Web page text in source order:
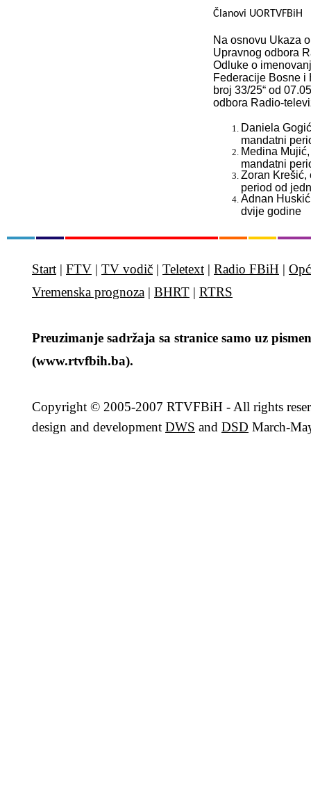
Članovi UORTVFBiH
Na osnovu Ukaza
Upravnog odbora
Odluke o
Federacije Bosne i
broj 33/25“ od
odbora Radio-
Daniela
mandatni
Medina
mandatni
Zoran Krešić,
period od
Adnan
dvije godine
Start | FTV | TV vodič | Teletext | Radio FBiH |
Vremenska prognoza | BHRT | RTRS
Preuzimanje sadržaja sa stranice samo uz
(www.rtvfbih.ba).
Copyright © 2005-2007 RTVFBiH - All rights
design and development DWS and DSD March-